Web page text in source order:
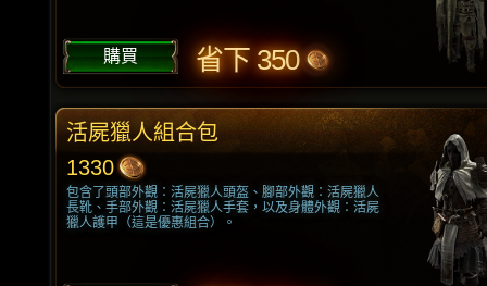
購買 省下 350
活屍獵人組合包
1330
包含了頭部外觀：活屍獵人頭盔、腳部外觀：活屍獵人
長靴、手部外觀：活屍獵人手套，以及身體外觀：活屍
獵人護甲（這是優惠組合）。